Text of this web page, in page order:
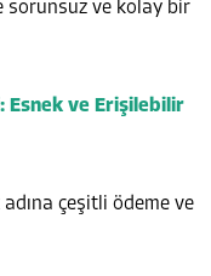
sorunsuz ve kolay bir
Esnek ve Erişilebilir
çeşitli ödeme ve